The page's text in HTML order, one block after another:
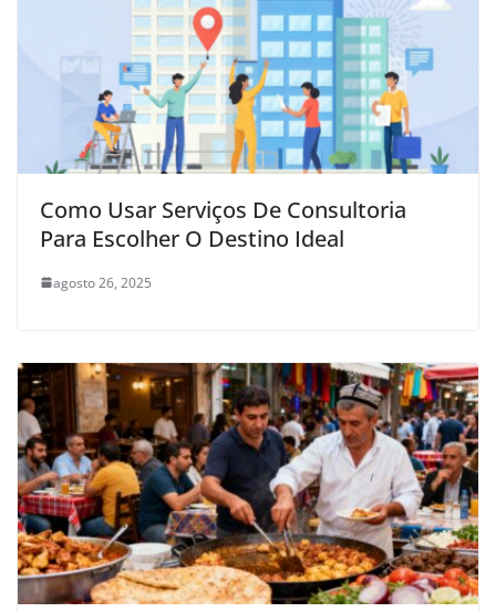
Como Usar Serviços De Consultoria
Para Escolher O Destino Ideal
agosto 26, 2025